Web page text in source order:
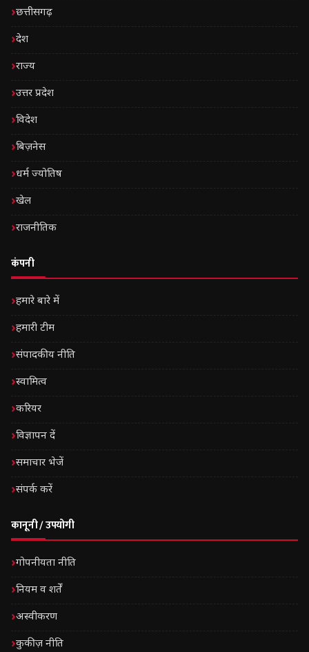
छत्तीसगढ़
देश
राज्य
उत्तर प्रदेश
विदेश
बिज़नेस
धर्म ज्योतिष
खेल
राजनीतिक
कंपनी
हमारे बारे में
हमारी टीम
संपादकीय नीति
स्वामित्व
करियर
विज्ञापन दें
समाचार भेजें
संपर्क करें
कानूनी / उपयोगी
गोपनीयता नीति
नियम व शर्तें
अस्वीकरण
कुकीज़ नीति